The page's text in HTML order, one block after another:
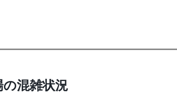
の混雑状況